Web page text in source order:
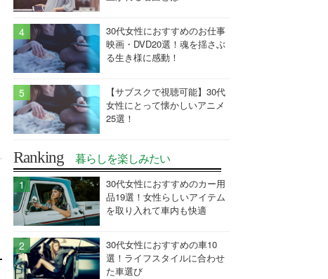
30代女性におすすめのお仕事
映画・DVD20選！魂を揺さぶ
る生き様に感動！
【サブスクで視聴可能】30代
女性にとって懐かしいアニメ
25選！
Ranking 暮らしを楽しみたい
30代女性におすすめのカー用
品19選！女性らしいアイテム
を取り入れて車内も快適
30代女性におすすめの車10
選！ライフスタイルに合わせ
た車選び